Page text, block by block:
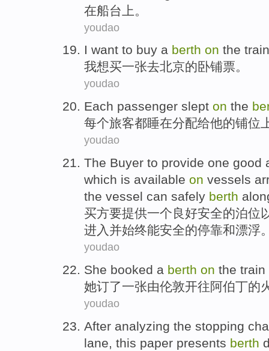
在船台 上。
youdao
I want to buy a berth on the
我想买一张去北京的卧铺票。
youdao
Each passenger slept on the
每个旅客都睡在分配给他的铺位
youdao
The Buyer to provide one good
which is available on vessels
the vessel can safely berth
买方要提供一个良好安全的泊位
进入并始终能安全的停靠和漂浮
youdao
She booked a berth on the train
她订了一张由伦敦开往阿伯丁的
youdao
After analyzing the stopping
lane this paper presents berth